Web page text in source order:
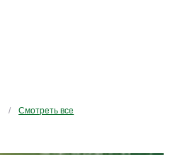
Смотреть все